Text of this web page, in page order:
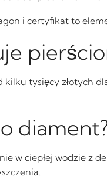
i certyfikat to
kilku tysięcy złotych
w ciepłej wodzie z